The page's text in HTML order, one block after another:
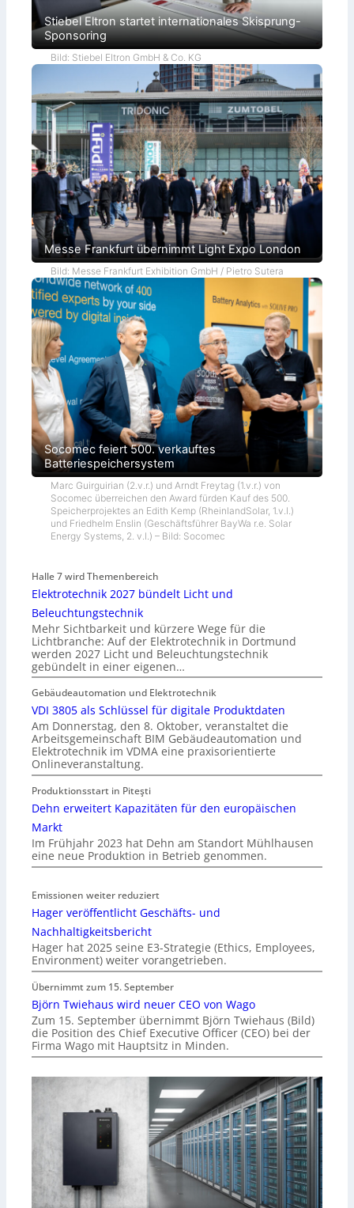
Stiebel Eltron startet internationales Skisprung-
Sponsoring
Bild: Stiebel Eltron GmbH & Co. KG
Messe Frankfurt übernimmt Light Expo London
Bild: Messe Frankfurt Exhibition GmbH / Pietro Sutera
Socomec feiert 500. verkauftes
Batteriespeichersystem
Marc Guirguirian (2.v.r.) und Arndt Freytag (1.v.r.) von
Socomec überreichen den Award fürden Kauf des 500.
Speicherprojektes an Edith Kemp (RheinlandSolar, 1.v.l.)
und Friedhelm Enslin (Geschäftsführer BayWa r.e. Solar
Energy Systems, 2. v.l.) – Bild: Socomec
Halle 7 wird Themenbereich
Elektrotechnik 2027 bündelt Licht und
Beleuchtungstechnik
Mehr Sichtbarkeit und kürzere Wege für die
Lichtbranche: Auf der Elektrotechnik in Dortmund
werden 2027 Licht und Beleuchtungstechnik
gebündelt in einer eigenen…
Gebäudeautomation und Elektrotechnik
VDI 3805 als Schlüssel für digitale Produktdaten
Am Donnerstag, den 8. Oktober, veranstaltet die
Arbeitsgemeinschaft BIM Gebäudeautomation und
Elektrotechnik im VDMA eine praxisorientierte
Onlineveranstaltung.
Produktionsstart in Piteşti
Dehn erweitert Kapazitäten für den europäischen
Markt
Im Frühjahr 2023 hat Dehn am Standort Mühlhausen
eine neue Produktion in Betrieb genommen.
Emissionen weiter reduziert
Hager veröffentlicht Geschäfts- und
Nachhaltigkeitsbericht
Hager hat 2025 seine E3-Strategie (Ethics, Employees,
Environment) weiter vorangetrieben.
Übernimmt zum 15. September
Björn Twiehaus wird neuer CEO von Wago
Zum 15. September übernimmt Björn Twiehaus (Bild)
die Position des Chief Executive Officer (CEO) bei der
Firma Wago mit Hauptsitz in Minden.